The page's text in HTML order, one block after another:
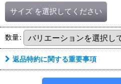
サイズ を選択してください
数量:
返品特約に関する重要事項